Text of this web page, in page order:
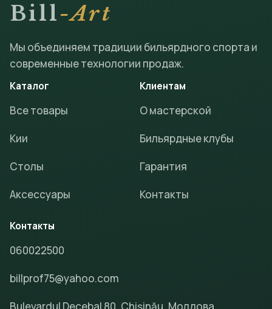
Bill-Art
Мы объединяем традиции бильярдного спорта и
современные технологии продаж.
Каталог
Все товары
Кии
Столы
Аксессуары
Клиентам
О мастерской
Бильярдные клубы
Гарантия
Контакты
Контакты
060022500
billprof75@yahoo.com